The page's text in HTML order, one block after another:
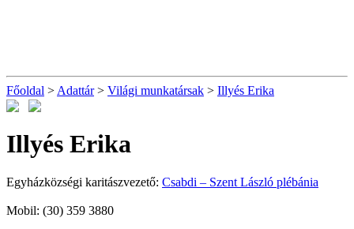
Főoldal > Adattár> Világi munkatársak > Illyés Erika
Illyés Erika
Egyházközségi karitászvezető: Csabdi – Szent László plébánia
Mobil: (30) 359 3880